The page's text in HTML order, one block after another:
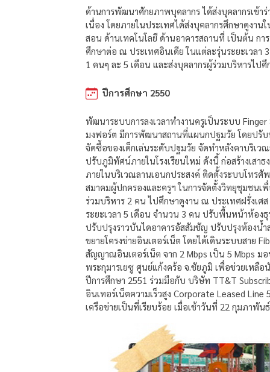
ด้านการพัฒนาศักยภาพบุคลากร ได้ส่งบุคลากรเข้
เนื่อง โดยภายในประเทศได้ส่งบุคลากรศึกษาดูงาน
สอน ด้านเทคโนโลยี ด้านอาคารสถานที่ เป็นต้น ก
ศึกษาต่อ ณ ประเทศอินเดีย ในแต่ละรุ่นระยะเวล
1 คนๆ ละ 5 เดือน และส่งบุคลากรผู้ร่วมบริหารไป
ปีการศึกษา 2550
พัฒนาระบบการลงเวลาทำงานครูเป็นระบบ
มงฟอร์ต มีการพัฒนาสถานที่แผนกปฐมวัย โดยปรับ
จัดซื้อของเด็กเล่นระดับปฐมวัย จัดทำหลังคาบริเว
ปรับภูมิทัศน์ภายในโรงเรียนใหม่ ดังนี้ ก่อสร้างเส
ภายในบริเวณลานเอนกประสงค์ ติดตั้งระบบโทรศั
สมาคมผู้ปกครองและครูฯ ในการจัดตั้งวิทยุชุมชนเพื่
ร่วมบริหาร 2 คน ไปศึกษาดูงาน ณ ประเทศฝรั่งเ
ระยะเวลา 5 เดือน จำนวน 3 คน ปรับพื้นหน้าห้อง
ปรับปรุงราวบันไดอาคารอัสสัมชัญ ปรับปรุงห้องน้
ขยายโครงข่ายอินเตอร์เน็ต โดยได้เดินระบบสาย
สัญญาณอินเตอร์เน็ต จาก 2 Mbps เป็น 5 Mbps
พระกุมารเยซู ศูนย์แก้งคร้อ จ.ชัยภูมิ เพื่อช่วยเหลื
ปีการศึกษา 2551 ร่วมมือกับ บริษัท TT&T
อินเทอร์เน็ตความเร็วสูง Corporate Leased
เครือข่ายเป็นที่เรียบร้อย เมื่อเช้าวันที่ 22 กุมภาพัน